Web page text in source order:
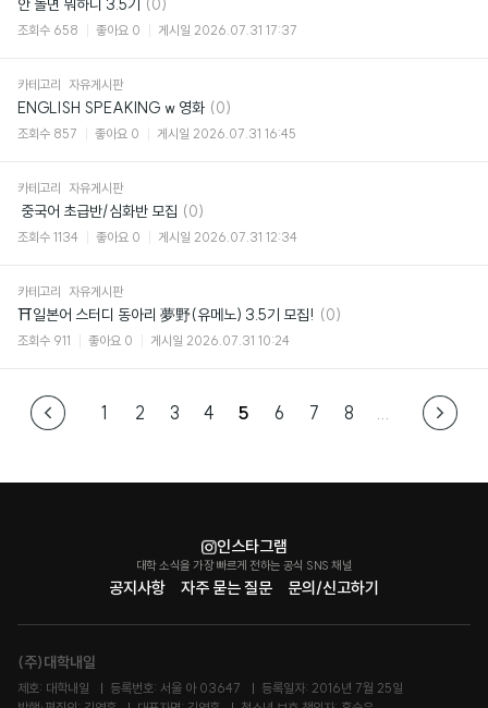
안 놀면 뭐하니 3.5기 (0)
조회수 658 좋아요 0 게시일 2026.07.31 17:37
카테고리 자유게시판
ENGLISH SPEAKING w 영화 댓
글
(0)
조회수 857 좋아요 0 게시일 2026.07.31 16:45
카테고리 자유게시판
​ 중국어 초급반/심화반 모집 댓
글
(0)
조회수 1134 좋아요 0 게시일 2026.07.31 12:34
카테고리 자유게시판
⛩일본어 스터디 동아리 夢野(유메노) 3.5기 모집! 댓
(0)
조회수 911 좋아요 0 게시일 2026.07.31 10:24
1 2 3 4 5 6 7 8
공지사항 자주 묻는 질문 문의/신고하기
인스타그램
대학 소식을 가장 빠르게 전하는 공식 SNS 채널
(주)대학내일
제호: 대학내일 등록번호: 서울 아 03647
등록일자: 2016년 7월 25일